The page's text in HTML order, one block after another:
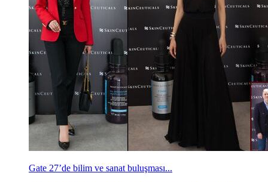
Gate 27’de bilim ve sanat buluşması...